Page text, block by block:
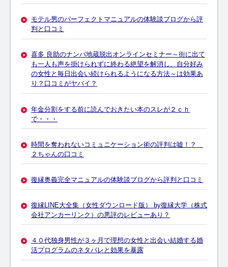
モテル男のパーフェクトマニュアルの体験談ブログから評
判と口コミ
喜多 良助のナンパ地蔵脱出オンラインセミナー～街に出て
も一人も声を掛けられずに終わる絶望を解消し、自分好み
の女性と毎日出会い続けられるようになる方法～は効果あ
り？口コミがヤバイ？
年金分割をする前に読んでおきたい本のスレが２ｃｈ
で・・・
時間を奪われないコミュニケーション術の評判は嘘！？
２ちゃんの口コミ
復縁奥義完全マニュアルの体験談ブログから評判と口コミ
復縁LINE大全集（女性ダウンロード版） by復縁大学（株式
会社アンカーリンク）の悪評のレビューあり？
４０代独身男性が３ヶ月で理想の女性と出会い結婚する婚
活プログラムのネタバレと効果を暴露